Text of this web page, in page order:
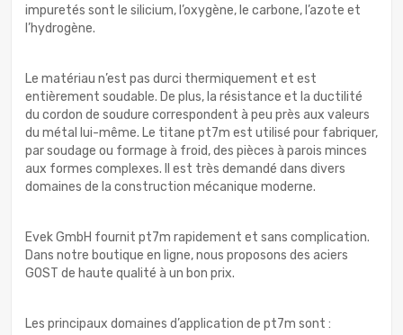
impuretés sont le silicium, l’oxygène, le carbone, l’azote et
l’hydrogène.
Le matériau n’est pas durci thermiquement et est
entièrement soudable. De plus, la résistance et la ductilité
du cordon de soudure correspondent à peu près aux valeurs
du métal lui-même. Le titane pt7m est utilisé pour fabriquer,
par soudage ou formage à froid, des pièces à parois minces
aux formes complexes. Il est très demandé dans divers
domaines de la construction mécanique moderne.
Evek GmbH fournit pt7m rapidement et sans complication.
Dans notre boutique en ligne, nous proposons des aciers
GOST de haute qualité à un bon prix.
Les principaux domaines d’application de pt7m sont :